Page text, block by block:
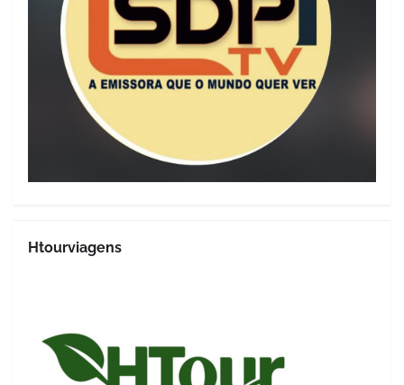
Htourviagens